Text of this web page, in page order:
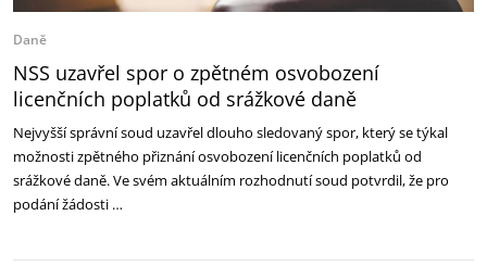
Daně
NSS uzavřel spor o zpětném osvobození
licenčních poplatků od srážkové daně
Nejvyšší správní soud uzavřel dlouho sledovaný spor, který se týkal
možnosti zpětného přiznání osvobození licenčních poplatků od
srážkové daně. Ve svém aktuálním rozhodnutí soud potvrdil, že pro
podání žádosti …